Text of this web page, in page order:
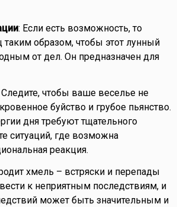
: Если есть возможность, то
таким образом, чтобы этот лунный
от дел. Он предназначен для
Следите, чтобы ваше веселье не
буйство и грубое пьянство.
дня требуют тщательного
ситуаций, где возможна
реакция.
хмель – встряски и перепады
к неприятным последствиям, и
может быть значительным и